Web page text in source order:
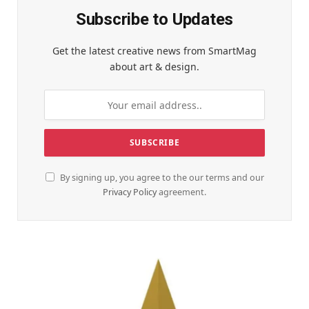
Subscribe to Updates
Get the latest creative news from SmartMag
about art & design.
By signing up, you agree to the our terms and our
Privacy Policyagreement.